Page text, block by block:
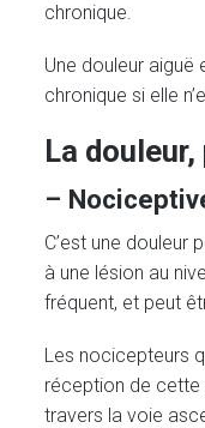
chronique.
Une douleur aiguë
chronique si elle
La
–
C’est une douleur
à une lésion au
fréquent, et peut
Les nocicepteurs
réception de cette
travers la voie